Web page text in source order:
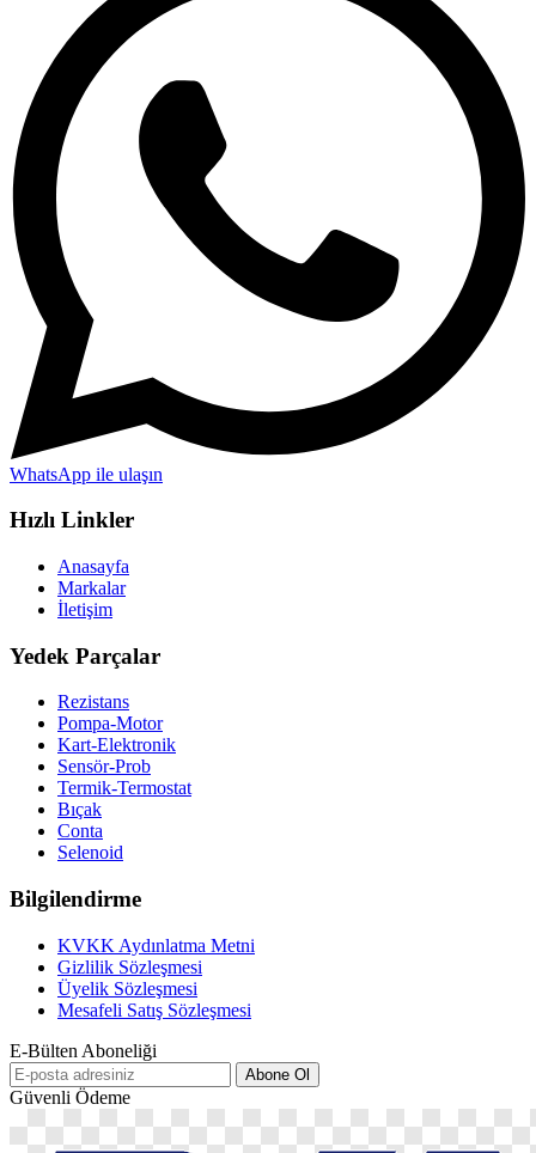
WhatsApp ile ulaşın
Hızlı Linkler
Anasayfa
Markalar
İletişim
Yedek Parçalar
Rezistans
Pompa-Motor
Kart-Elektronik
Sensör-Prob
Termik-Termostat
Bıçak
Conta
Selenoid
Bilgilendirme
KVKK Aydınlatma Metni
Gizlilik Sözleşmesi
Üyelik Sözleşmesi
Mesafeli Satış Sözleşmesi
E-Bülten Aboneliği
Abone Ol
Güvenli Ödeme